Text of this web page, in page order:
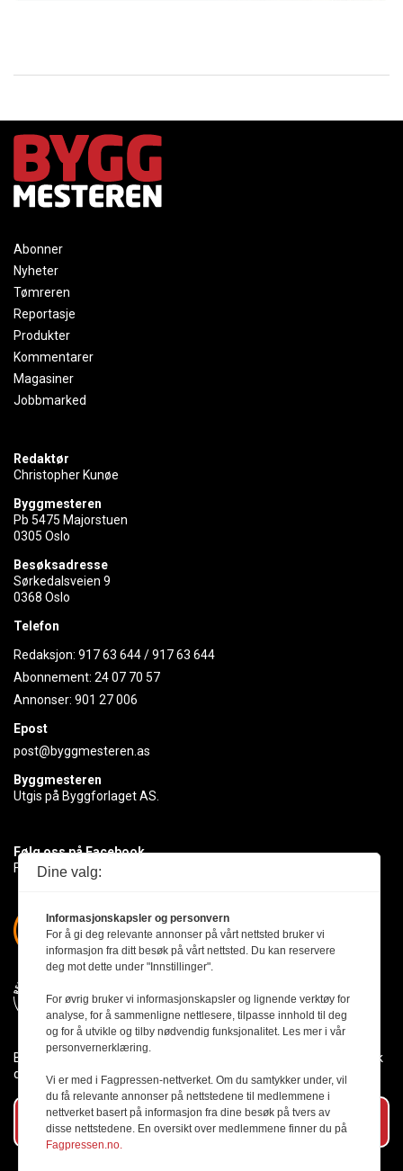
Abonner
Nyheter
Tømreren
Reportasje
Produkter
Kommentarer
Magasiner
Jobbmarked
Redaktør
Christopher Kunøe
Byggmesteren
Pb 5475 Majorstuen
0305 Oslo
Besøksadresse
Sørkedalsveien 9
0368 Oslo
Telefon
Redaksjon: 917 63 644/917 63 644
Abonnement: 24 07 70 57
Annonser: 901 27 006
Epost
post@byggmesteren.as
Byggmesteren
Utgis på Byggforlaget AS.
Følg oss på Facebook
Få med deg det siste innen byggebransjen
Byggmesteren følger Vær Varsom-plakaten og presseetikken slik
den er nedfelt i Redaktørplakaten.
Abonner på vårt nyhetsbrev
Dine valg:
Informasjonskapsler og personvern
For å gi deg relevante annonser på vårt nettsted bruker vi
informasjon fra ditt besøk på vårt nettsted. Du kan reservere
deg mot dette under "Innstillinger".
For øvrig bruker vi informasjonskapsler og lignende verktøy for
analyse, for å sammenligne nettlesere, tilpasse innhold til deg
og for å utvikle og tilby nødvendig funksjonalitet. Les mer i vår
personvernerklæring.
Vi er med i Fagpressen-nettverket. Om du samtykker under, vil
du få relevante annonser på nettstedene til medlemmene i
nettverket basert på informasjon fra dine besøk på tvers av
disse nettstedene. En oversikt over medlemmene finner du på
Fagpressen.no.